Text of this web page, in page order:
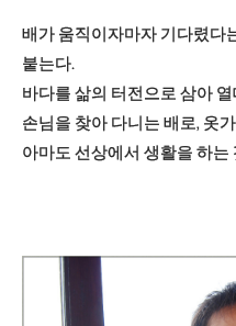
배가 움직이자마자 기다렸다
붙는다.
바다를 삶의 터전으로 삼아
손님을 찾아 다니는 배로, 옷
아마도 선상에서 생활을 하는